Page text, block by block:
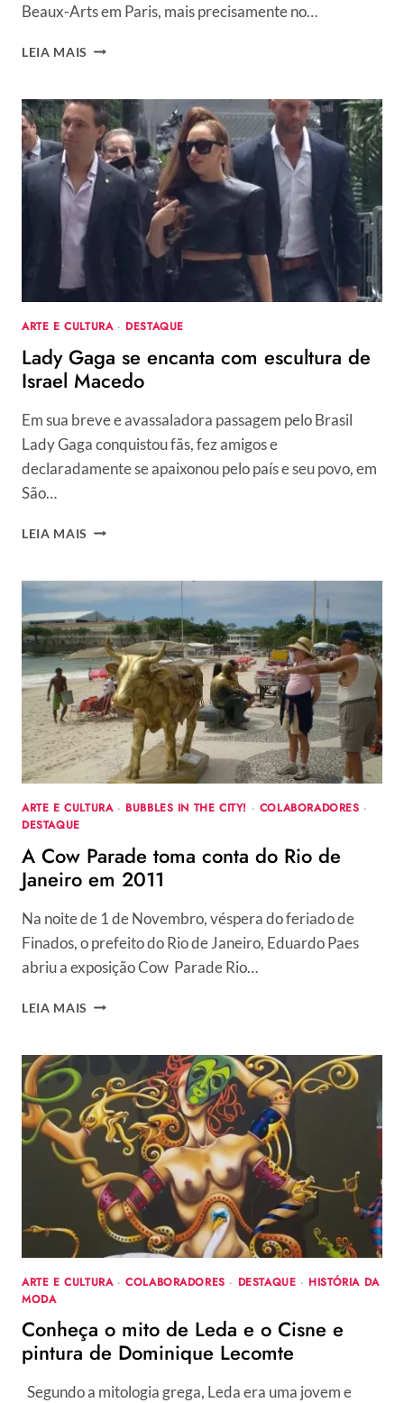
Beaux-Arts em Paris, mais precisamente no…
LEIA MAIS DELEGAÇÃO
PREPARA
PARA
EXPOR
NOVAMENTE
NO
LOUVRE
ARTE E CULTURA· DESTAQUE
Lady Gaga se encanta com escultura de
Israel Macedo
Em sua breve e avassaladora passagem pelo Brasil
Lady Gaga conquistou fãs, fez amigos e
declaradamente se apaixonou pelo país e seu povo, em
São…
LEIA MAIS LADY
ENCANTA
COM
ESCULTURA
DE
ISRAEL
MACEDO
ARTE E CULTURA· BUBBLES IN THE CITY! · COLABORADORES ·
DESTAQUE
A Cow Parade toma conta do Rio de
Janeiro em 2011
Na noite de 1 de Novembro, véspera do feriado de
Finados, o prefeito do Rio de Janeiro, Eduardo Paes
abriu a exposição Cow Parade Rio…
LEIA MAIS
TOMA
CONTA
DO
RIO
DE
JANEIRO
EM
2011
ARTE E CULTURA·COLABORADORES · DESTAQUE · HISTÓRIA DA
MODA
Conheça o mito de Leda e o Cisne e
pintura de Dominique Lecomte
Segundo a mitologia grega, Leda era uma jovem e